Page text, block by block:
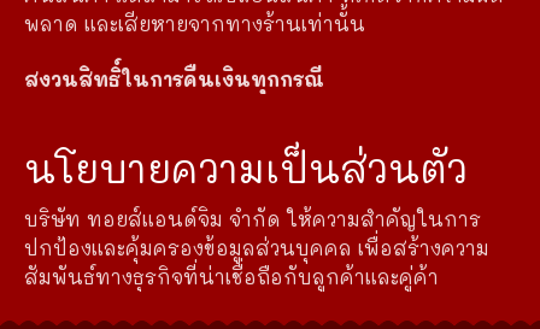
พลาด และเสียหายจากทางร้านเท่านั้น
สงวนสิทธิ์ในการคืนเงินทุกกรณี
นโยบายความเป็นส่วนตัว
บริษัท ทอยส์แอนด์จิม จำกัด ให้ความสำคัญในการ
ปกป้องและคุ้มครองข้อมูลส่วนบุคคล เพื่อสร้างความ
สัมพันธ์ทางธุรกิจที่น่าเชื่อถือกับลูกค้าและคู่ค้า